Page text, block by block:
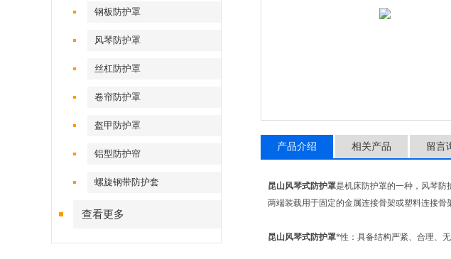
钢板防护罩
风琴防护罩
丝杠防护罩
卷帘防护罩
盔甲防护罩
铝型防护帘
螺旋钢带防护套
查看更多
产品介绍 相关产品 留言
昆山风琴式防护罩是机床防护罩的一种，风琴防
两端装载用于固定的金属连接骨架或塑料连接骨
昆山风琴式防护罩*性：具备结构严紧、合理、